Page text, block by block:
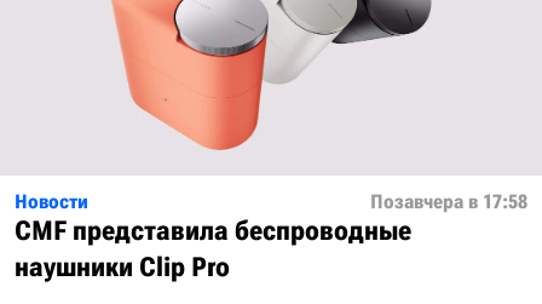
Новости Позавчера в 17:58
CMF представила беспроводные
наушники Clip Pro